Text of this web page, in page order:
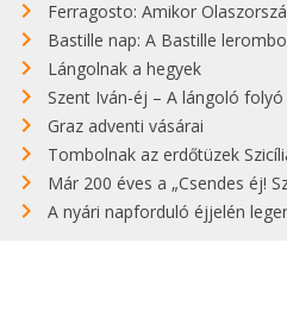
Ferragosto: Amikor
Bastille nap: A Bastille lerombolása
Lángolnak a hegyek
Szent Iván-éj – A lángoló folyó
Graz adventi vásárai
Tombolnak az erdőtüzek
Már 200 éves a „Csendes éj!
A nyári napforduló éjjelén legendás